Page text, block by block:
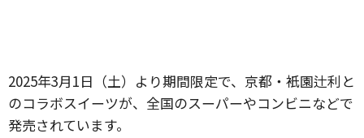
2025年3月1日（土）より期間限定で、京都・衹園辻利と
のコラボスイーツが、全国のスーパーやコンビニなどで
発売されています。